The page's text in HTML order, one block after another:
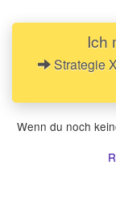
Ich
Strategie
Wenn du noch